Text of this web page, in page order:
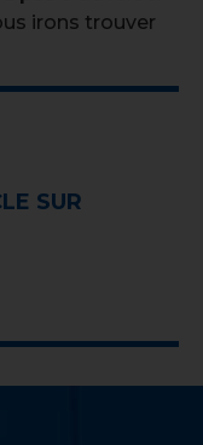
irons trouver
SUR